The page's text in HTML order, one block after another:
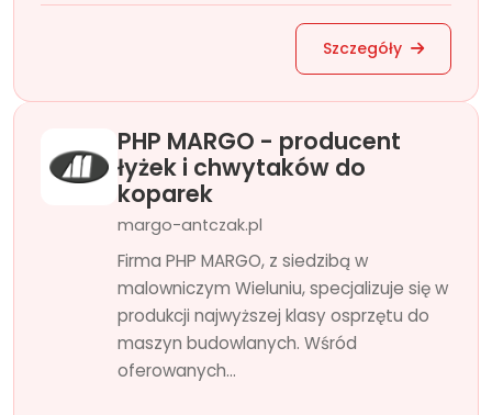
Szczegóły
PHP MARGO - producent
łyżek i chwytaków do
koparek
margo-antczak.pl
Firma PHP MARGO, z siedzibą w
malowniczym Wieluniu, specjalizuje się w
produkcji najwyższej klasy osprzętu do
maszyn budowlanych. Wśród
oferowanych...